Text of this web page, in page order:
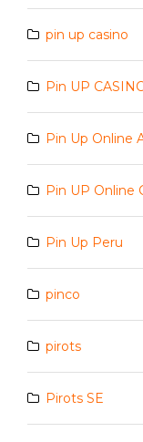
pin up casino
Pin UP
Pin Up Online
Pin UP Online
Pin Up Peru
pinco
pirots
Pirots SE